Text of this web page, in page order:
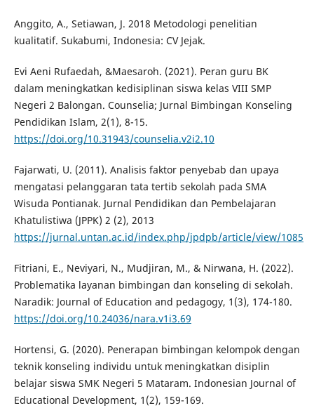
Anggito, A., Setiawan, J. 2018 Metodologi penelitian
kualitatif. Sukabumi, Indonesia: CV Jejak.
Evi Aeni Rufaedah, &Maesaroh. (2021). Peran guru BK
dalam meningkatkan kedisiplinan siswa kelas VIII SMP
Negeri 2 Balongan. Counselia; Jurnal Bimbingan Konseling
Pendidikan Islam, 2(1), 8-15.
https://doi.org/10.31943/counselia.v2i2.10
Fajarwati, U. (2011). Analisis faktor penyebab dan upaya
mengatasi pelanggaran tata tertib sekolah pada SMA
Wisuda Pontianak. Jurnal Pendidikan dan Pembelajaran
Khatulistiwa (JPPK) 2 (2), 2013
https://jurnal.untan.ac.id/index.php/jpdpb/article/view/1085
Fitriani, E., Neviyari, N., Mudjiran, M., & Nirwana, H. (2022).
Problematika layanan bimbingan dan konseling di sekolah.
Naradik: Journal of Education and pedagogy, 1(3), 174-180.
https://doi.org/10.24036/nara.v1i3.69
Hortensi, G. (2020). Penerapan bimbingan kelompok dengan
teknik konseling individu untuk meningkatkan disiplin
belajar siswa SMK Negeri 5 Mataram. Indonesian Journal of
Educational Development, 1(2), 159-169.